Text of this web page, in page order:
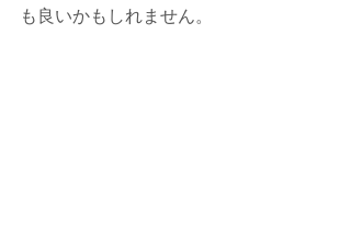
も良いかもしれません。